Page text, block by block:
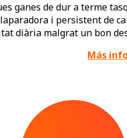
ganes de dur a terme
i persistent de
diària malgrat un bon
Más